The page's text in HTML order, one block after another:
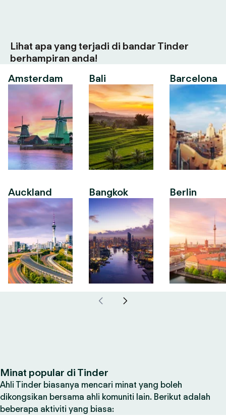
Lihat apa yang terjadi di bandar Tinder
berhampiran anda!
Amsterdam
Auckland
Bali
Bangkok
Barcelona
Berlin
Minat popular di Tinder
Ahli Tinder biasanya mencari minat yang boleh
dikongsikan bersama ahli komuniti lain. Berikut adalah
beberapa aktiviti yang biasa: